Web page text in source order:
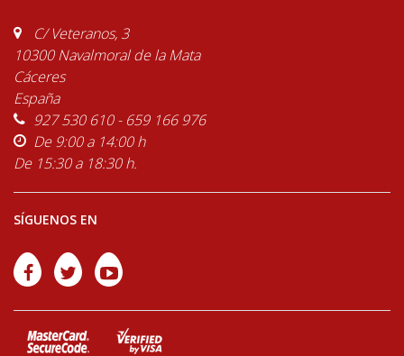
C/ Veteranos, 3
10300 Navalmoral de la Mata
Cáceres
España
927 530 610 - 659 166 976
De 9:00 a 14:00 h
De 15:30 a 18:30 h.
SÍGUENOS EN